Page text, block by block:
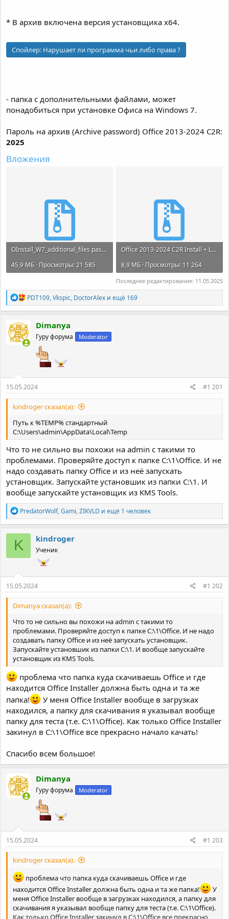
* В архив включена версия установщика x64.
Спойлер: Нарушает ли программа чьи либо права ?
- папка с дополнительными файлами, может
понадобиться при установке Офиса на Windows 7.
Пароль на архив (Archive password) Office 2013-2024 C2R:
2025
Вложения
OInstall_W7_additional_files password 2022.7z
45,9 МБ · Просмотры: 21 585
Office 2013-2024 C2R Install + Lite v7.7.7.7 r27.7z
8,9 МБ · Просмотры: 11 264
Последнее редактирование: 11.05.2025
Р
е
а
ц
и
и
PDT109,Vkspic, DoctorAlex и ещё 169
Dimanya
Гуру форума Moderator
15.05.2024 #1 201
kindroger сказал(а):
Путь к %TEMP% стандартный
C:\Users\admin\AppData\Local\Temp
Что то не сильно вы похожи на admin с такими то
проблемами. Проверяйте доступ к папке C:\1\Office. И не
надо создавать папку Office и из неё запускать
установщик. Запускайте установшик из папки C:\1. И
вообще запускайте установщик из KMS Tools.
Р
е
а
к
ц
и
и
PredatorWolf,Gami,ZIKVLD и ещё 1 человек
K kindroger
Ученик
15.05.2024 #1 202
Dimanya сказал(а):
Что то не сильно вы похожи на admin с такими то
проблемами. Проверяйте доступ к папке C:\1\Office. И не надо
создавать папку Office и из неё запускать установщик.
Запускайте установшик из папки C:\1. И вообще запускайте
установщик из KMS Tools.
проблема что папка куда скачиваешь Office и где
находится Office Installer должна быть одна и та же
папка!
У меня Office Installer вообще в загрузках
находился, а папку для скачивания я указывал вообще
папку для теста (т.е. C:\1\Office). Как только Office Installer
закинул в C:\1\Office все прекрасно начало качать!
Спасибо всем большое!
Dimanya
Гуру форума Moderator
15.05.2024 #1 203
kindroger сказал(а):
проблема что папка куда скачиваешь Office и где
находится Office Installer должна быть одна и та же папка!
У
меня Office Installer вообще в загрузках находился, а папку для
скачивания я указывал вообще папку для теста (т.е. C:\1\Office).
Как только Office Installer закинул в C:\1\Office все прекрасно